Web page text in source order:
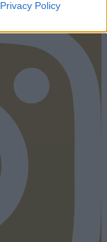
Privacy Policy